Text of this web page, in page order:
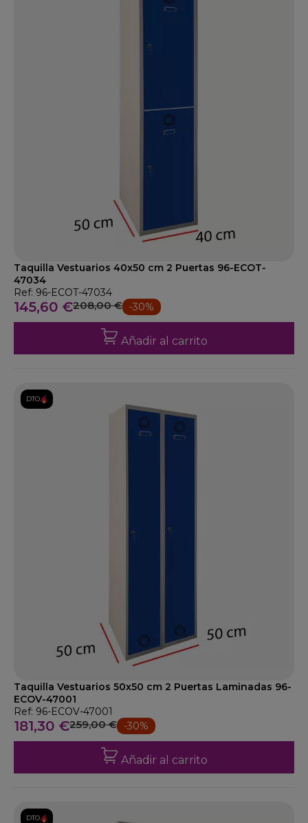
Taquilla Vestuarios 40x50 cm 2 Puertas 96-ECOT-
47034
Ref: 96-ECOT-47034
145,60 €208,00 € -30%
Añadir al carrito
DTO.
Taquilla Vestuarios 50x50 cm 2 Puertas Laminadas 96-
ECOV-47001
Ref: 96-ECOV-47001
181,30 €259,00 € -30%
Añadir al carrito
DTO.